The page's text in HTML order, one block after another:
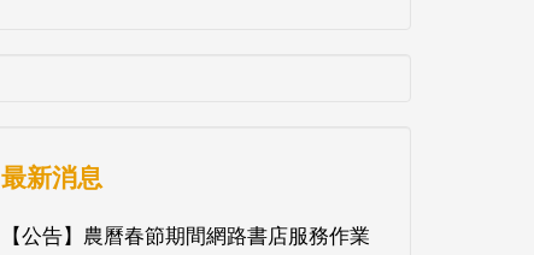
最新消息
【公告】農曆春節期間網路書店服務作業